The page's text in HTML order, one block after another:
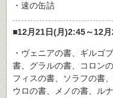
・速の缶詰
■12月21日(月)2:45～12
・ヴェニアの書、ギルゴ
書、グラルの書、コロン
フィスの書、ソラフの書
ウロの書、メノの書、ル